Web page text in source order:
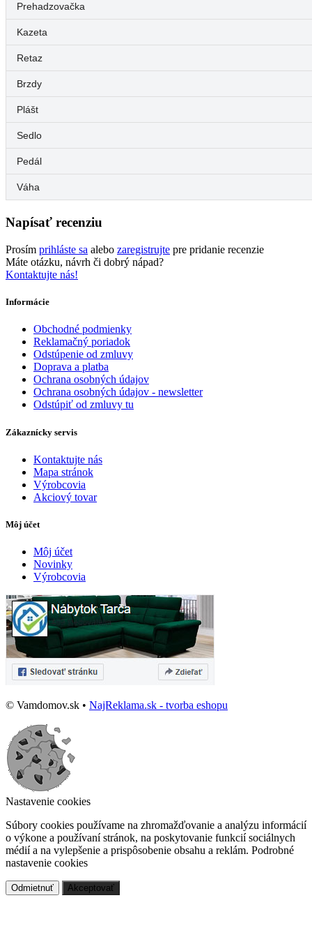
Prehadzovačka
Kazeta
Retaz
Brzdy
Plášt
Sedlo
Pedál
Váha
Napísať recenziu
Prosím prihláste sa alebo zaregistrujte pre pridanie recenzie
Máte otázku, návrh či dobrý nápad?
Kontaktujte nás!
Informácie
Obchodné podmienky
Reklamačný poriadok
Odstúpenie od zmluvy
Doprava a platba
Ochrana osobných údajov
Ochrana osobných údajov - newsletter
Odstúpiť od zmluvy tu
Zákaznícky servis
Kontaktujte nás
Mapa stránok
Výrobcovia
Akciový tovar
Môj účet
Môj účet
Novinky
Výrobcovia
© Vamdomov.sk • NajReklama.sk - tvorba eshopu
Nastavenie cookies
Súbory cookies používame na zhromažďovanie a analýzu informácií
o výkone a používaní stránok, na poskytovanie funkcií sociálnych
médií a na vylepšenie a prispôsobenie obsahu a reklám. Podrobné
nastavenie cookies
Odmietnuť Akceptovať